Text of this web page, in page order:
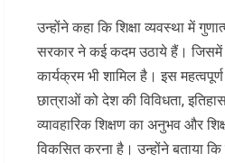
उन्होंने कहा कि शिक्षा व्यवस्था में
सरकार ने कई कदम उठाये हैं। जिसमें
कार्यक्रम भी शामिल है। इस
छात्राओं को देश की विविधता,
व्यावहारिक शिक्षण का अनुभव और
विकसित करना है। उन्होंने बताया